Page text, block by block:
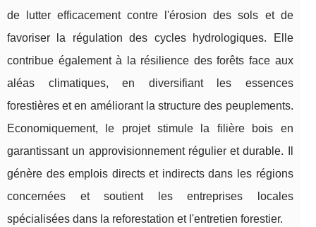
de lutter efficacement contre l'érosion des sols et de
favoriser la régulation des cycles hydrologiques. Elle
contribue également à la résilience des forêts face aux
aléas climatiques, en diversifiant les essences
forestières et en améliorant la structure des peuplements.
Economiquement, le projet stimule la filière bois en
garantissant un approvisionnement régulier et durable. Il
génère des emplois directs et indirects dans les régions
concernées et soutient les entreprises locales
spécialisées dans la reforestation et l'entretien forestier.